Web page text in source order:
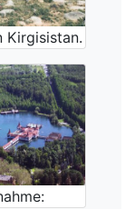
Kirgisistan.